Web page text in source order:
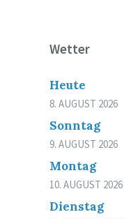
Wetter
Heute
8. AUGUST 2026
Sonntag
9. AUGUST 2026
Montag
10. AUGUST 2026
Dienstag